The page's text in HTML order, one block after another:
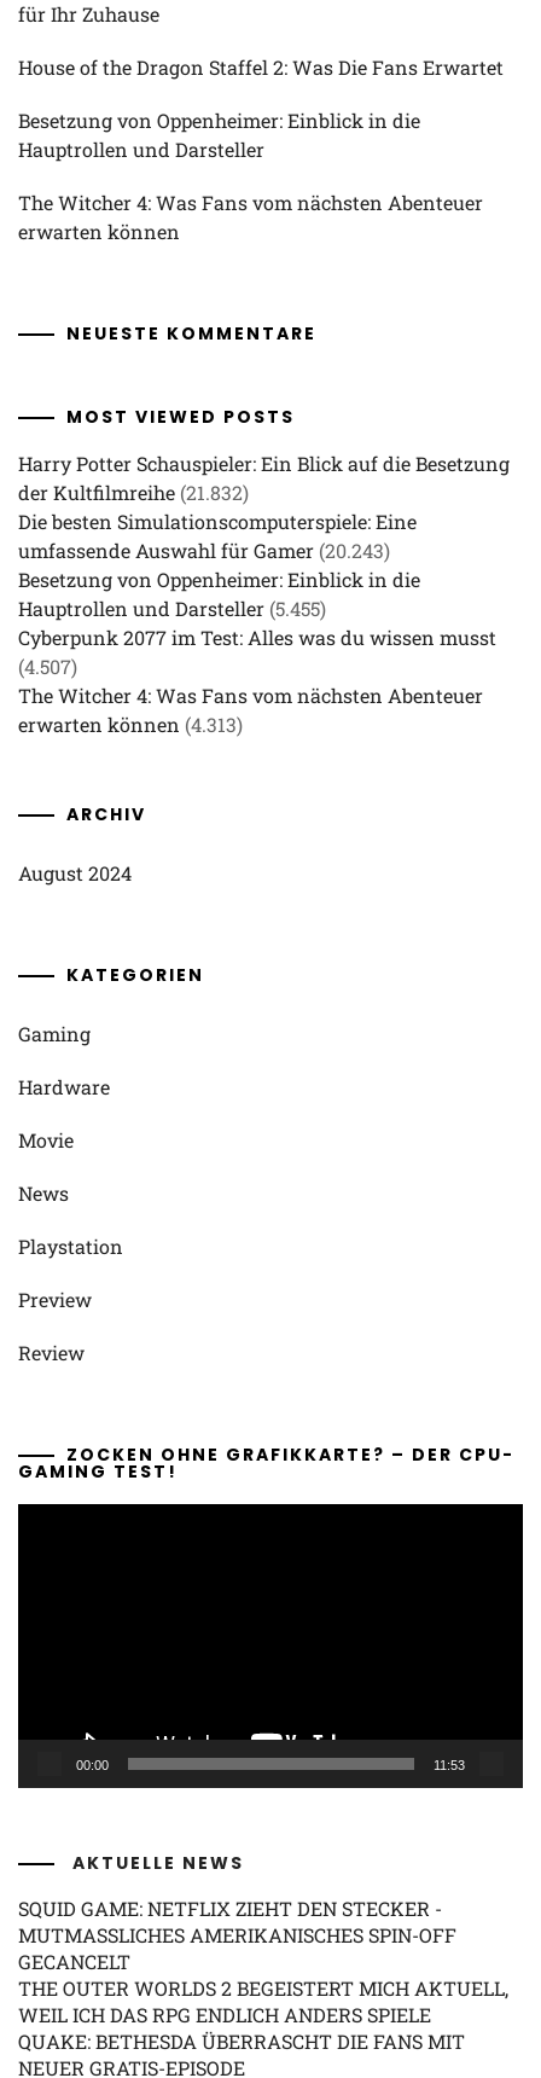
für Ihr Zuhause
House of the Dragon Staffel 2: Was Die Fans Erwartet
Besetzung von Oppenheimer: Einblick in die
Hauptrollen und Darsteller
The Witcher 4: Was Fans vom nächsten Abenteuer
erwarten können
NEUESTE KOMMENTARE
MOST VIEWED POSTS
Harry Potter Schauspieler: Ein Blick auf die Besetzung
der Kultfilmreihe (21.832)
Die besten Simulationscomputerspiele: Eine
umfassende Auswahl für Gamer (20.243)
Besetzung von Oppenheimer: Einblick in die
Hauptrollen und Darsteller (5.455)
Cyberpunk 2077 im Test: Alles was du wissen musst
(4.507)
The Witcher 4: Was Fans vom nächsten Abenteuer
erwarten können (4.313)
ARCHIV
August 2024
KATEGORIEN
Gaming
Hardware
Movie
News
Playstation
Preview
Review
ZOCKEN OHNE GRAFIKKARTE? – DER CPU-
GAMING TEST!
00:00 11:53
AKTUELLE NEWS
SQUID GAME: NETFLIX ZIEHT DEN STECKER -
MUTMASSLICHES AMERIKANISCHES SPIN-OFF G
ECANCELT
THE OUTER WORLDS 2 BEGEISTERT MICH AKTUELL,
WEIL ICH DAS RPG ENDLICH ANDERS SPIELE
QUAKE: BETHESDA ÜBERRASCHT DIE FANS MIT
NEUER GRATIS-EPISODE